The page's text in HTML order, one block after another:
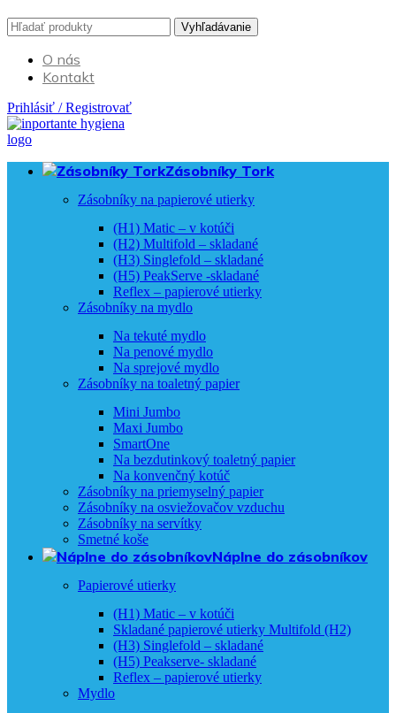
Vyhľadávanie
O nás
Kontakt
Prihlásiť / Registrovať
Zásobníky Tork
Zásobníky na papierové utierky
(H1) Matic – v kotúči
(H2) Multifold – skladané
(H3) Singlefold – skladané
(H5) PeakServe -skladané
Reflex – papierové utierky
Zásobníky na mydlo
Na tekuté mydlo
Na penové mydlo
Na sprejové mydlo
Zásobníky na toaletný papier
Mini Jumbo
Maxi Jumbo
SmartOne
Na bezdutinkový toaletný papier
Na konvenčný kotúč
Zásobníky na priemyselný papier
Zásobníky na osviežovačov vzduchu
Zásobníky na servítky
Smetné koše
Náplne do zásobníkov
Papierové utierky
(H1) Matic – v kotúči
Skladané papierové utierky Multifold (H2)
(H3) Singlefold – skladané
(H5) Peakserve- skladané
Reflex – papierové utierky
Mydlo